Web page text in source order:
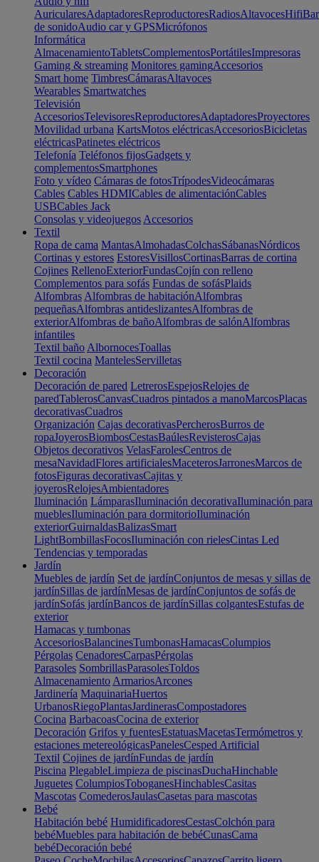
AuricularesAdaptadoresReproductoresRadiosAltavocesHifi
de sonidoAudio car y GPSMicrófonos
Informática
AlmacenamientoTabletsComplementosPortátilesImpresoras
Gaming & streaming Monitores gamingAccesorios
Smart home TimbresCámarasAltavoces
Wearables Smartwatches
Televisión
AccesoriosTelevisoresReproductoresAdaptadoresProyectores
Movilidad urbana KartsMotos eléctricasAccesoriosBicicletas
eléctricasPatinetes eléctricos
Telefonía Teléfonos fijosGadgets y
complementosSmartphones
Foto y vídeo Cámaras de fotosTrípodesVideocámaras
Cables Cables HDMICables de alimentaciónCables
USBCables Jack
Consolas y videojuegos Accesorios
Textil
Ropa de cama MantasAlmohadasColchasSábanasNórdicos
Cortinas y estores EstoresVisillosCortinasBarras de cortina
Cojines RellenoExteriorFundasCojín con relleno
Complementos para sofás Fundas de sofásPlaids
Alfombras Alfombras de habitaciónAlfombras
pequeñasAlfombras antideslizantesAlfombras de
exteriorAlfombras de bañoAlfombras de salónAlfombras
infantiles
Textil baño AlbornocesToallas
Textil cocina MantelesServilletas
Decoración
Decoración de pared LetrerosEspejosRelojes de
paredTablerosCanvasCuadros pintados a manoMarcosPlacas
decorativasCuadros
Organización Cajas decorativasPercherosBurros de
ropaJoyerosBiombosCestasBaúlesRevisterosCajas
Objetos decorativos VelasFarolesCentros de
mesaNavidadFlores artificialesMaceterosJarronesMarcos de
fotosFiguras decorativasCajitas y
joyerosRelojesAmbientadores
Iluminación LámparasIluminación decorativaIluminación para
mueblesIluminación para dormitorioIluminación
exteriorGuirnaldasBalizasSmart
LightBombillasFocosIluminación con rielesCintas Led
Tendencias y temporadas
Jardín
Muebles de jardín Set de jardínConjuntos de mesas y sillas de
jardínSillas de jardínMesas de jardínConjuntos de sofás de
jardínSofás jardínBancos de jardínSillas colgantesEstufas de
exterior
Hamacas y tumbonas
AccesoriosBalancinesTumbonasHamacasColumpios
Pérgolas CenadoresCarpasPérgolas
Parasoles SombrillasParasolesToldos
Almacenamiento ArmariosArcones
Jardinería MaquinariaHuertos
UrbanosRiegoPlantasJardinerasCompostadores
Cocina BarbacoasCocina de exterior
Decoración Grifos y fuentesEstatuasMacetasTermómetros y
estaciones metereológicasPanelesCesped Artificial
Textil Cojines de jardínFundas de jardín
Piscina PlegableLimpieza de piscinasDuchaHinchable
Juguetes ColumpiosToboganesHinchablesCasitas
Mascotas ComederosJaulasCasetas para mascotas
Bebé
Habitación bebé HumidificadoresCestasColchón para
bebéMuebles para habitación de bebéCunasCama
bebéDecoración bebé